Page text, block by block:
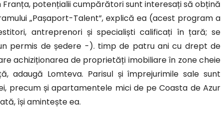
Franța, potențialii cumpărători sunt interesați să obțină
„Pașaport-Talent”, explică ea (acest program a
antreprenori și specialiști calificați în țară; se
permis de ședere -). timp de patru ani cu drept de
achiziționarea de proprietăți imobiliare în zone cheie
adaugă Lomteva. Parisul și împrejurimile sale sunt
precum și apartamentele mici de pe Coasta de Azur
își amintește ea.